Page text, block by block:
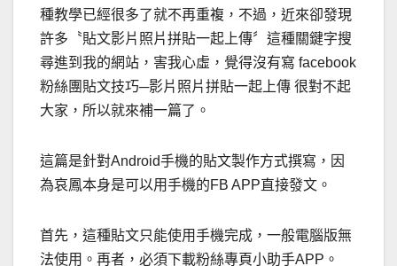
種教學已經很多了就不再重複，不過，近來卻發現
許多〝貼文影片照片拼貼一起上傳〞這種關鍵字搜
尋進到我的網站，害我心虛，覺得沒有寫 facebook
粉絲團貼文技巧─影片照片拼貼一起上傳 很對不起
大家，所以就來補一篇了。
這篇是針對Android手機的貼文製作方式撰寫，因
為哀鳳本身是可以用手機的FB APP直接發文。
首先，這種貼文只能使用手機完成，一般電腦版無
法使用。再者，必須下載粉絲專頁小助手APP。